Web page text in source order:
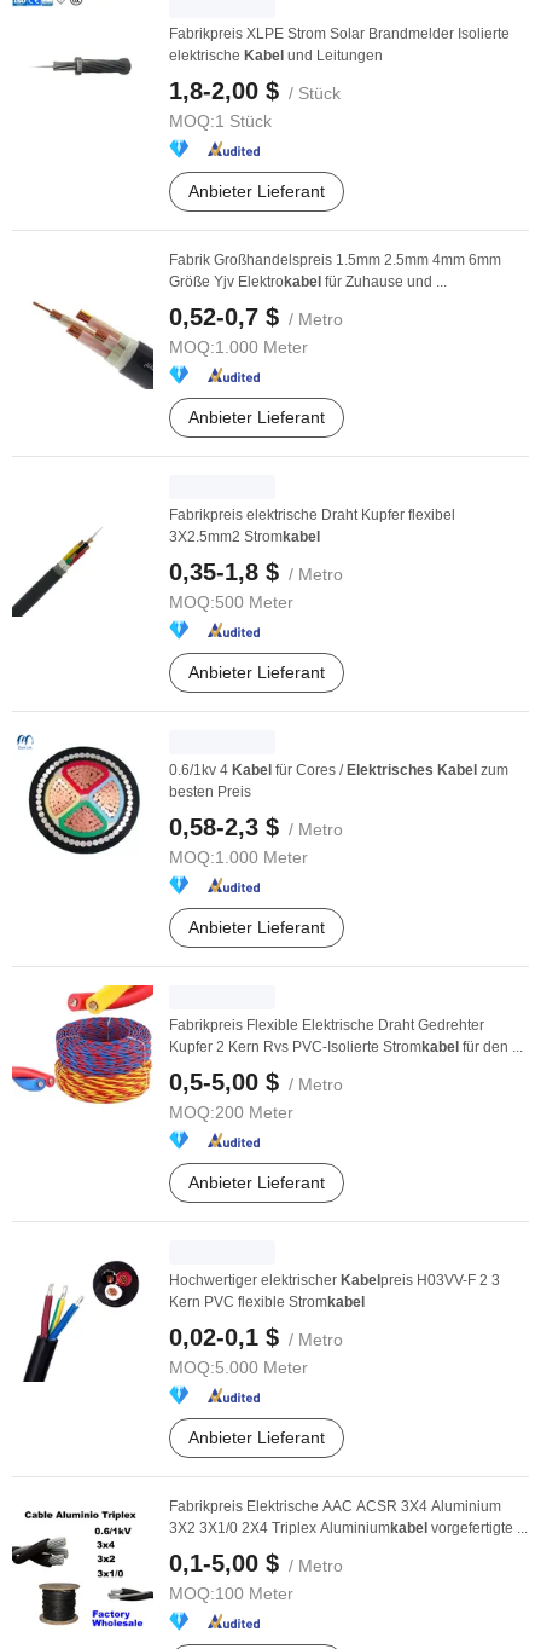
Fabrikpreis XLPE Strom Solar Brandmelder Isolierte
elektrische Kabel und Leitungen
1,8-2,00 $ / Stück
MOQ:1 Stück
Anbieter Lieferant
Fabrik Großhandelspreis 1.5mm 2.5mm 4mm 6mm
Größe Yjv Elektrokabel für Zuhause und ...
0,52-0,7 $ / Metro
MOQ:1.000 Meter
Anbieter Lieferant
Fabrikpreis elektrische Draht Kupfer flexibel
3X2.5mm2 Stromkabel
0,35-1,8 $ / Metro
MOQ:500 Meter
Anbieter Lieferant
0.6/1kv 4 Kabel für Cores / Elektrisches Kabel zum
besten Preis
0,58-2,3 $ / Metro
MOQ:1.000 Meter
Anbieter Lieferant
Fabrikpreis Flexible Elektrische Draht Gedrehter
Kupfer 2 Kern Rvs PVC-Isolierte Stromkabel für den ...
0,5-5,00 $ / Metro
MOQ:200 Meter
Anbieter Lieferant
Hochwertiger elektrischer Kabel preis H03VV-F 2 3
Kern PVC flexible Stromkabel
0,02-0,1 $ / Metro
MOQ:5.000 Meter
Anbieter Lieferant
Fabrikpreis Elektrische AAC ACSR 3X4 Aluminium
3X2 3X1/0 2X4 Triplex Aluminiumkabel vorgefertigte ...
0,1-5,00 $ / Metro
MOQ:100 Meter